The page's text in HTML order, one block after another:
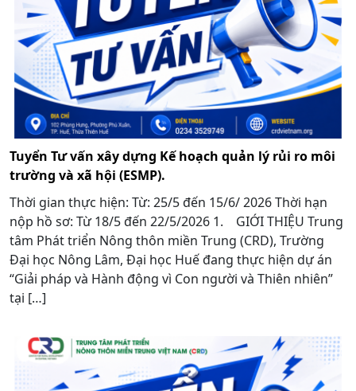
Tuyển Tư vấn xây dựng Kế hoạch quản lý rủi ro môi
trường và xã hội (ESMP).
Thời gian thực hiện: Từ: 25/5 đến 15/6/ 2026 Thời hạn
nộp hồ sơ: Từ 18/5 đến 22/5/2026 1. GIỚI THIỆU Trung
tâm Phát triển Nông thôn miền Trung (CRD), Trường
Đại học Nông Lâm, Đại học Huế đang thực hiện dự án
“Giải pháp và Hành động vì Con người và Thiên nhiên”
tại […]